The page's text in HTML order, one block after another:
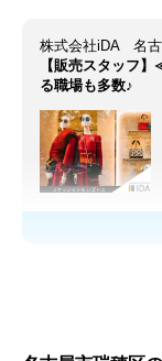
株式会社iDA 名古
【販売スタッフ
る職場も多数♪